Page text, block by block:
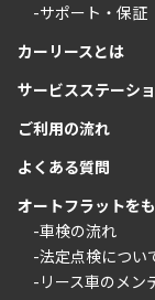
-サポート・保証
カーリースとは
サービスステーシ
ご利用の流れ
よくある質問
オートフラットを
-車検の流れ
-法定点検につい
-リース車のメン